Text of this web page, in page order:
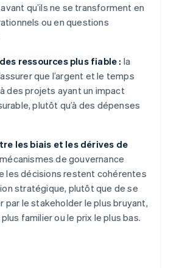
qu’ils ne se transforment en
ou en questions
ressources plus fiable : la
que l’argent et le temps
des projets ayant un impact
plutôt qu’à des dépenses
les biais et les dérives de
de gouvernance
les décisions restent cohérentes
stratégique, plutôt que de se
par le stakeholder le plus bruyant,
familier ou le prix le plus bas.